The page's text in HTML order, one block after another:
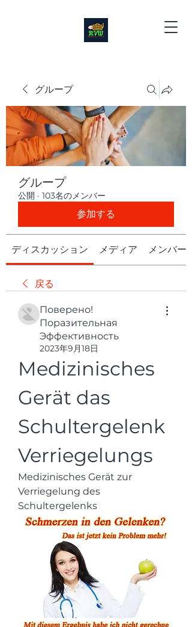
グループ
グループ
公開 · 103名のメンバー
参加する
ディスカッション メディア メンバー
戻る
Поверено!
Поразительная
Эффективность
2023年9月18日
Medizinisches
Gerät das
Schultergelenk
Verriegelungs
Medizinisches Gerät zur
Verriegelung des
Schultergelenks